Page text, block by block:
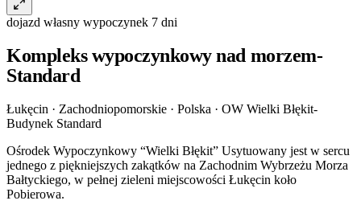
dojazd własny wypoczynek 7 dni
Kompleks wypoczynkowy nad morzem-
Standard
Łukęcin · Zachodniopomorskie · Polska · OW Wielki Błękit-
Budynek Standard
Ośrodek Wypoczynkowy “Wielki Błękit” Usytuowany jest w sercu
jednego z piękniejszych zakątków na Zachodnim Wybrzeżu Morza
Bałtyckiego, w pełnej zieleni miejscowości Łukęcin koło
Pobierowa.